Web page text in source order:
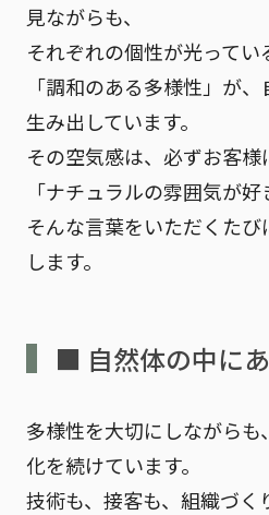
見ながらも、
それぞれの個性が光ってい
「調和のある多様性」が
生み出しています。
その空気感は、必ずお客様
「ナチュラルの雰囲気が
そんな言葉をいただくた
します。
■ 自然体の中に
多様性を大切にしながら
化を続けています。
技術も、接客も、組織づく